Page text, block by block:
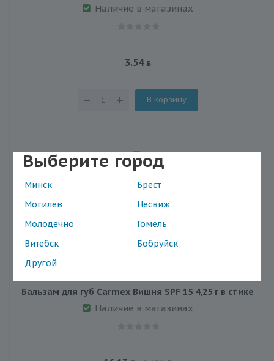
Выберите город
Минск
Брест
Могилев
Несвиж
Молодечно
Гомель
Витебск
Бобруйск
Другой
Наличие в магазинах
3.54
В корзину
АКЦИЯ
Бальзам для губ Carmex Вишня SPF 15 4,25 г в стике
Наличие в магазинах